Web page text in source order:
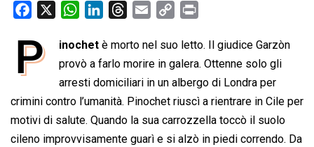
c
e
o
o
k
W
a
t
s
A
p
p
n
k
e
d
I
n
r
e
a
d
s
a
i
l
p
y
L
i
n
k
i
n
t
P inochet è morto nel suo letto. Il giudice Garzòn
provò a farlo morire in galera. Ottenne solo gli
arresti domiciliari in un albergo di Londra per
crimini contro l’umanità. Pinochet riuscì a rientrare in Cile per
motivi di salute. Quando la sua carrozzella toccò il suolo
cileno improvvisamente guarì e si alzò in piedi correndo. Da